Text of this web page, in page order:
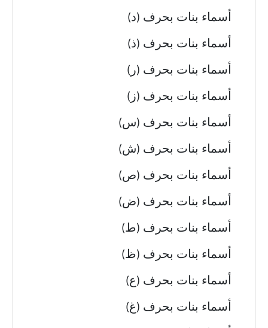
أسماء بنات بحرف (د)
أسماء بنات بحرف (ذ)
أسماء بنات بحرف (ر)
أسماء بنات بحرف (ز)
أسماء بنات بحرف (س)
أسماء بنات بحرف (ش)
أسماء بنات بحرف (ص)
أسماء بنات بحرف (ض)
أسماء بنات بحرف (ط)
أسماء بنات بحرف (ظ)
أسماء بنات بحرف (ع)
أسماء بنات بحرف (غ)